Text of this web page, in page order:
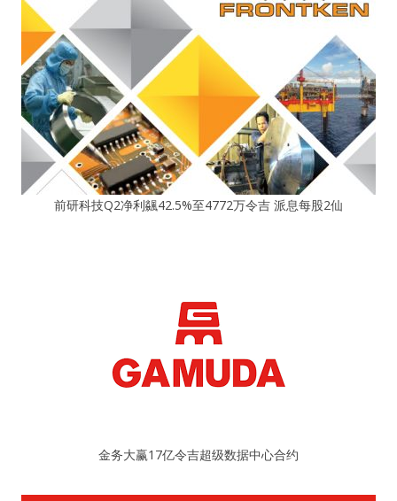
前研科技Q2净利飊42.5%至4772万令吉 派息每股2仙
金务大赢17亿令吉超级数据中心合约